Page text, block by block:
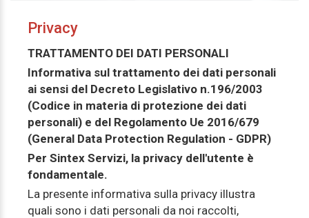
Privacy
TRATTAMENTO DEI DATI PERSONALI
Informativa sul trattamento dei dati personali
ai sensi del Decreto Legislativo n.196/2003
(Codice in materia di protezione dei dati
personali) e del Regolamento Ue 2016/679
(General Data Protection Regulation - GDPR)
Per Sintex Servizi, la privacy dell'utente è
fondamentale.
La presente informativa sulla privacy illustra
quali sono i dati personali da noi raccolti,